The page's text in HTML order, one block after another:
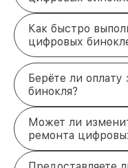
Как быстро
цифровых
Берёте ли
бинокля?
Может ли
ремонта